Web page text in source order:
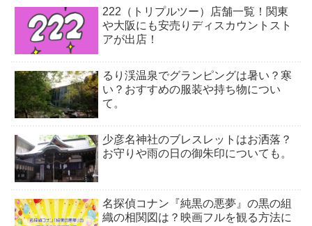
222（トリプルツー）店舗一覧！関東
や大阪にも安売りディスカウントスト
アが出店！
るり渓温泉でグランピングは暑い？寒
い？おすすめの服装や持ち物につい
て。
少彦名神社のブレスレットはお洒落？
お守りや雨の日の御朱印についても。
名探偵コナン『純黒の悪夢』の黒の組
織の相関図は？映画フルを観る方法に